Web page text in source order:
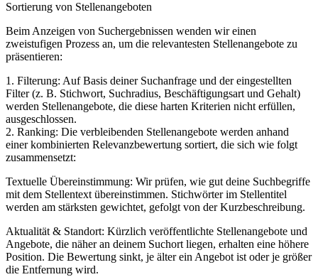
Sortierung von Stellenangeboten
Beim Anzeigen von Suchergebnissen wenden wir einen
zweistufigen Prozess an, um die relevantesten Stellenangebote zu
präsentieren:
1. Filterung: Auf Basis deiner Suchanfrage und der eingestellten
Filter (z. B. Stichwort, Suchradius, Beschäftigungsart und Gehalt)
werden Stellenangebote, die diese harten Kriterien nicht erfüllen,
ausgeschlossen.
2. Ranking: Die verbleibenden Stellenangebote werden anhand
einer kombinierten Relevanzbewertung sortiert, die sich wie folgt
zusammensetzt:
Textuelle Übereinstimmung: Wir prüfen, wie gut deine Suchbegriffe
mit dem Stellentext übereinstimmen. Stichwörter im Stellentitel
werden am stärksten gewichtet, gefolgt von der Kurzbeschreibung.
Aktualität & Standort: Kürzlich veröffentlichte Stellenangebote und
Angebote, die näher an deinem Suchort liegen, erhalten eine höhere
Position. Die Bewertung sinkt, je älter ein Angebot ist oder je größer
die Entfernung wird.